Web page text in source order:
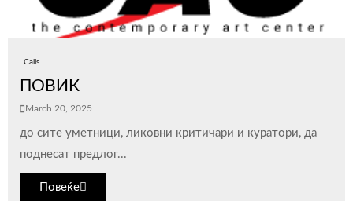
Calls
ПОВИК
March 20, 2025
до сите уметници, ликовни критичари и куратори, да
поднесат предлог...
Повеќе